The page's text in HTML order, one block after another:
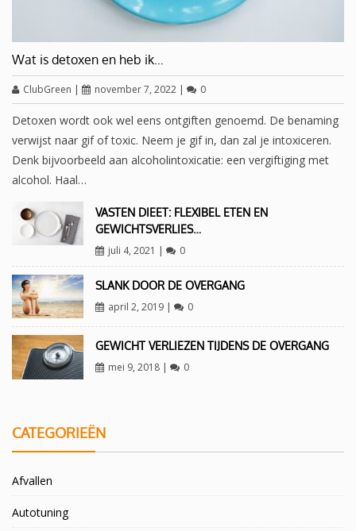
Wat is detoxen en heb ik…
ClubGreen | november 7, 2022 | 0
Detoxen wordt ook wel eens ontgiften genoemd. De benaming
verwijst naar gif of toxic. Neem je gif in, dan zal je intoxiceren.
Denk bijvoorbeeld aan alcoholintoxicatie: een vergiftiging met
alcohol. Haal…
VASTEN DIEET: FLEXIBEL ETEN EN
GEWICHTSVERLIES…
juli 4, 2021 | 0
SLANK DOOR DE OVERGANG
april 2, 2019| 0
GEWICHT VERLIEZEN TIJDENS DE OVERGANG
mei 9, 2018| 0
CATEGORIEËN
Afvallen
Autotuning